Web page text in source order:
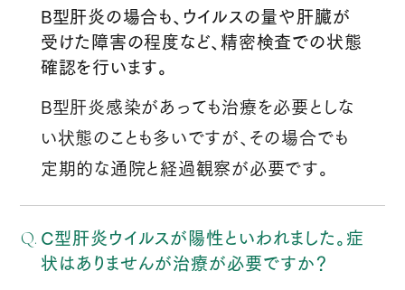
B型肝炎の場合も、ウイルスの量や肝臓が
受けた障害の程度など、精密検査での状態
確認を行います。
B型肝炎感染があっても治療を必要としな
い状態のことも多いですが、その場合でも
定期的な通院と経過観察が必要です。
C型肝炎ウイルスが陽性といわれました。症
状はありませんが治療が必要ですか？